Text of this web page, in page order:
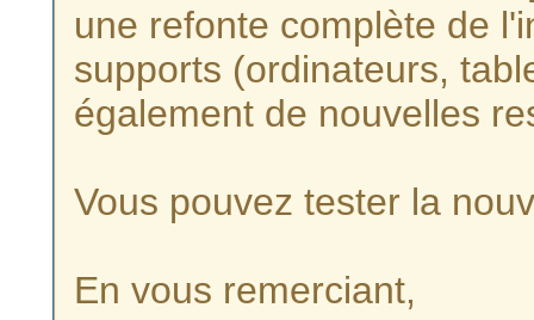
une refonte complète de
supports (ordinateurs,
également de nouvelles
Vous pouvez tester la
En vous remerciant,